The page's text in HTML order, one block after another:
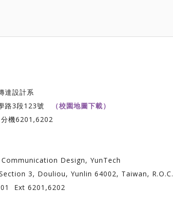
達設計系
路3段123號
（校園地圖下載）
機6201,6202
Design, YunTech
3, Douliou, Yunlin 64002, Taiwan, R.O.C.
Ext 6201,6202